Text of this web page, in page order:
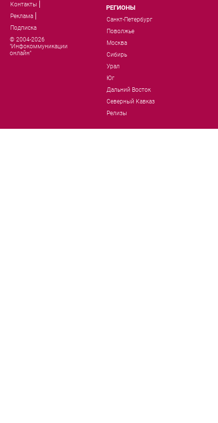
Контакты
Реклама
Подписка
© 2004-2026
"Инфокоммуникации
онлайн"
РЕГИОНЫ
Санкт-Петербург
Поволжье
Москва
Сибирь
Урал
Юг
Дальний Восток
Северный Кавказ
Релизы